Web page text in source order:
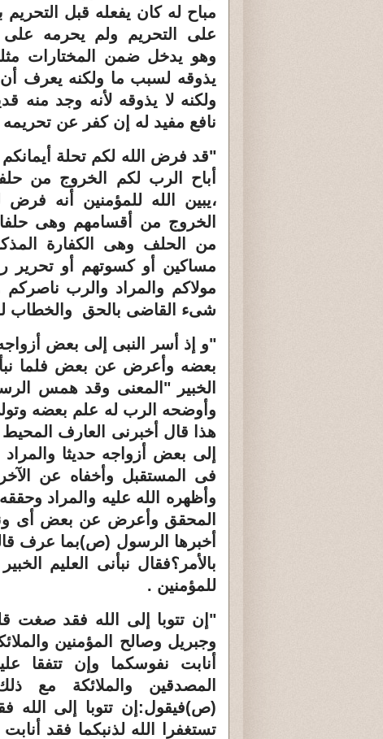
مباح له كان يفعله قبل التحريم
على التحريم ولم يحرمه على
وهو يدخل ضمن المختارات
يذوقه لسبب ما ولكنه يعرف
ولكنه لا يذوقه لأنه وجد منه
نافع مفيد له إن كفر عن
"قد فرض الله لكم تحلة أيمانكم
أباح الرب لكم الخروج من
،يبين الله للمؤمنين أنه
الخروج من أقسامهم وهى
من الحلف وهى الكفارة
مساكين أو كسوتهم أو تحرير
مولاكم والمراد والرب ناصركم
شىء القاضى بالحق والخطاب
"و إذ أسر النبى إلى بعض
بعضه وأعرض عن بعض فلما
الخبير "المعنى وقد همس
وأوضحه الرب له علم بعضه
هذا قال أخبرنى العارف المحيط
إلى بعض أزواجه حديثا
فى المستقبل وأخفاه عن
وأظهره الله عليه والمراد
المحقق وأعرض عن بعض أى
أخبرها الرسول (ص)بما عرف
بالأمر؟فقال نبأنى العليم
للمؤمنين .
"إن تتوبا إلى الله فقد صغت
وجبريل وصالح المؤمنين
أنابت نفوسكما وإن تتفقا
المصدقين والملائكة مع
(ص)فيقول:إن تتوبا إلى الله
تستغفرا الله لذنبكما فقد